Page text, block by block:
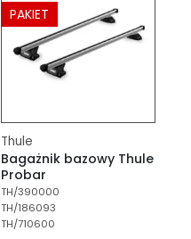
PAKIET
Thule
Bagażnik bazowy Thule
Probar
TH/390000
TH/186093
TH/710600